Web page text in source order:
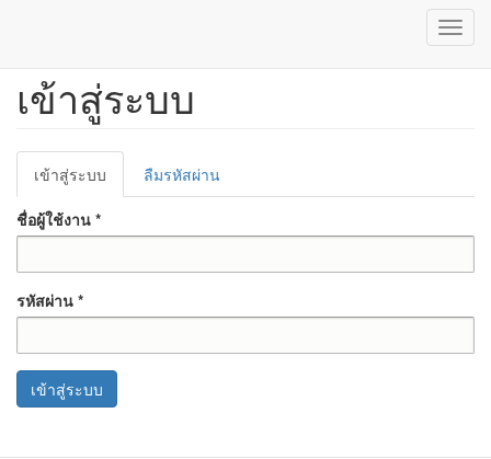
เนื้อหา
เข้าสู่ระบบ
Primary
tabs
เข้าสู่ระบบ
ปัจจุบัน)
ลืมรหัสผ่าน
ชื่อผู้ใช้งาน *
รหัสผ่าน *
เข้าสู่ระบบ